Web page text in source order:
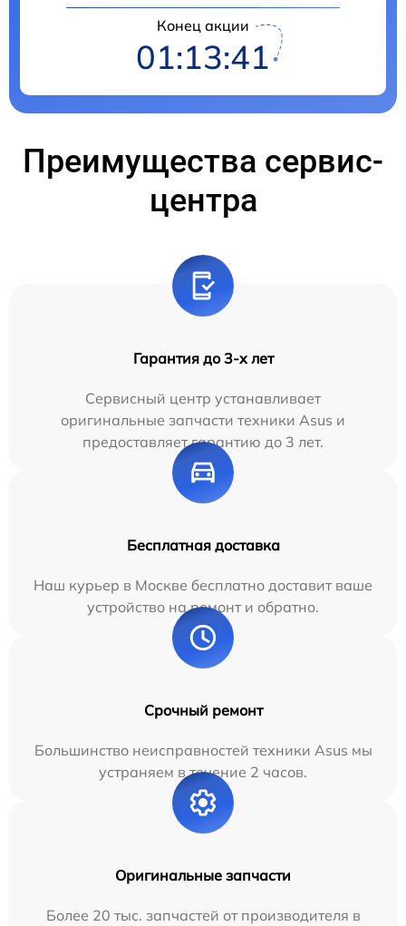
Конец акции
01:13:40
Преимущества сервис-
центра
Гарантия до 3-х лет
Сервисный центр устанавливает
оригинальные запчасти техники Asus и
предоставляет гарантию до 3 лет.
Бесплатная доставка
Наш курьер в Москве бесплатно доставит ваше
устройство на ремонт и обратно.
Срочный ремонт
Большинство неисправностей техники Asus мы
устраняем в течение 2 часов.
Оригинальные запчасти
Более 20 тыс. запчастей от производителя в